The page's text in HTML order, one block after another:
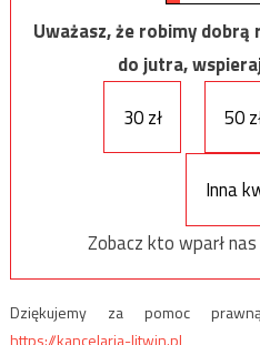
Uważasz, że robimy
do jutra,
30 zł
50
Inna
Zobacz kto wparł
Dziękujemy za pomoc
https://kancelaria-litwin.pl